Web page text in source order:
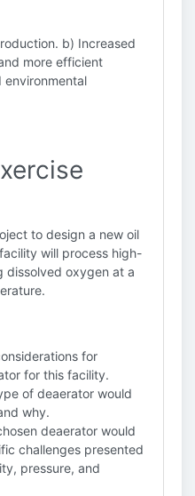
b) Increased
more efficient
environmental
to design a new oil
will process high-
dissolved oxygen at a
for
for this facility.
of deaerator would
why.
deaerator would
challenges presented
pressure, and